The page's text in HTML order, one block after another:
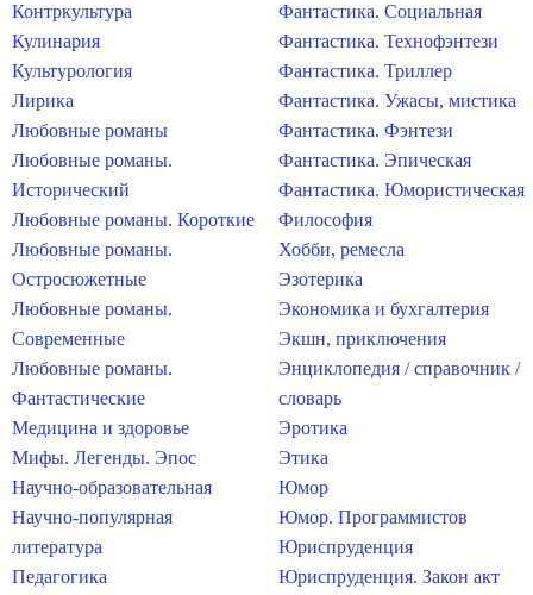
Контркультура
Кулинария
Культурология
Лирика
Любовные романы
Любовные романы.
Исторический
Любовные романы. Короткие
Любовные романы.
Остросюжетные
Любовные романы.
Современные
Любовные романы.
Фантастические
Медицина и здоровье
Мифы. Легенды. Эпос
Научно-образовательная
Научно-популярная
литература
Педагогика
Фантастика. Социальная
Фантастика. Технофэнтези
Фантастика. Триллер
Фантастика. Ужасы, мистика
Фантастика. Фэнтези
Фантастика. Эпическая
Фантастика. Юмористическая
Философия
Хобби, ремесла
Эзотерика
Экономика и бухгалтерия
Экшн, приключения
Энциклопедия / справочник /
словарь
Эротика
Этика
Юмор
Юмор. Программистов
Юриспруденция
Юриспруденция. Закон акт